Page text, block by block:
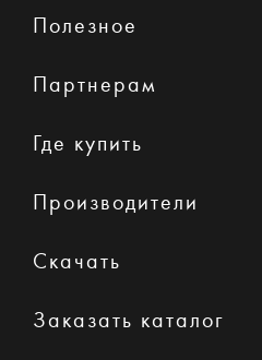
Полезное
Партнерам
Где купить
Производители
Скачать
Заказать каталог